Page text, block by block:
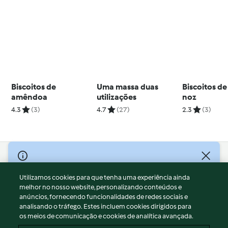
Biscoitos de
amêndoa
4.3 (3)
Uma massa duas
utilizações
4.7 (27)
Biscoitos
noz
2.3 (3)
© Copyright 2026
Termos de Utilização
Aviso sobre Proteção de Dados
Aviso
Apoio legal
Utilizamos cookies para que tenha uma experiência ainda
melhor no nosso website, personalizando conteúdos e
anúncios, fornecendo funcionalidades de redes sociais e
analisando o tráfego. Estes incluem cookies dirigidos para
os meios de comunicação e cookies de analítica avançada.